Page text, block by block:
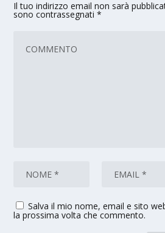
Il tuo indirizzo email non sarà
sono contrassegnati*
Salva il mio nome, email e sito
la prossima volta che commento.